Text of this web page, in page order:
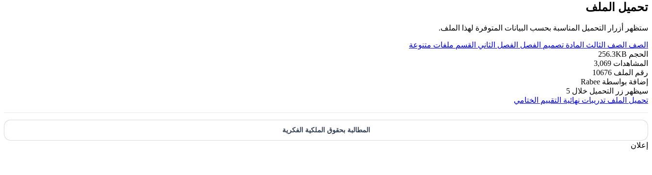
تحميل الملف
ستظهر أزرار التحميل المناسبة بحسب البيانات المتوفرة لهذا الملف.
الصف الصف الثالث المادة تصميم الفصل الفصل الثاني القسم ملفات متنوعة
الحجم 256.3KB
المشاهدات 3,069
رقم الملف 10676
إضافة بواسطة Rabee
سيظهر زر التحميل خلال 5
تحميل الملف تدريبات نهائية التقييم الختامي
المطالبة بحقوق الملكية الفكرية
إعلان